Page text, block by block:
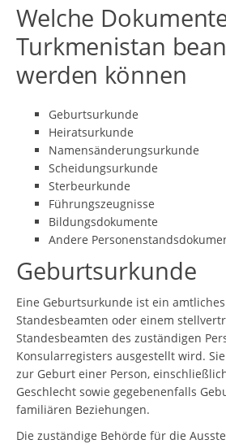
Welche
Turkmenistan
werden können
Geburtsurkunde
Heiratsurkunde
Namensänderungsurkunde
Scheidungsurkunde
Sterbeurkunde
Führungszeugnisse
Bildungsdokumente
Andere
Geburtsurkunde
Eine Geburtsurkunde ist ein
Standesbeamten oder einem
Standesbeamten des zuständigen
Konsularregisters ausgestellt wird.
zur Geburt einer Person,
Geschlecht sowie gegebenenfalls
familiären Beziehungen.
Die zuständige Behörde für die